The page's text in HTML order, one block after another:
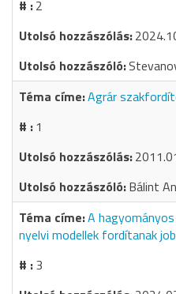
2
Agrár
1
Bálint
A
nyelvi modellek fordítanak
3